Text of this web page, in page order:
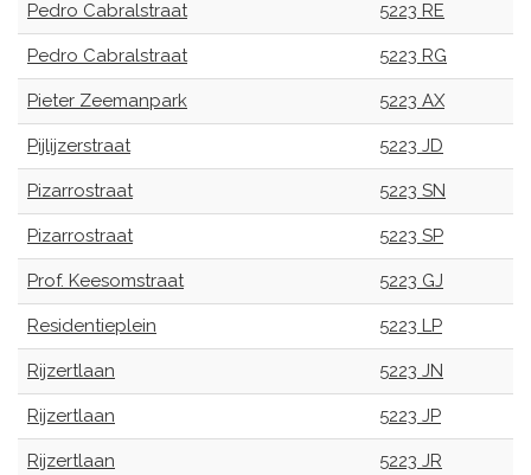
Pedro Cabralstraat 5223 RE
Pedro Cabralstraat 5223 RG
Pieter Zeemanpark 5223 AX
Pijlijzerstraat 5223 JD
Pizarrostraat 5223 SN
Pizarrostraat 5223 SP
Prof. Keesomstraat 5223 GJ
Residentieplein 5223 LP
Rijzertlaan 5223 JN
Rijzertlaan 5223 JP
Rijzertlaan 5223 JR